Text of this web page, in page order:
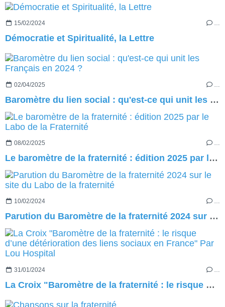
15/02/2024 …
Démocratie et Spiritualité, la Lettre
02/04/2025
Baromètre du lien social : qu'est-ce qui unit les Français en 2024 ?
08/02/2025 …
Le baromètre de la fraternité : édition 2025 par le Labo de la Fraternité
10/02/2024 …
Parution du Baromètre de la fraternité 2024 sur le site du Labo de la fraternité
31/01/2024
La Croix "Baromètre de la fraternité : le risque d’une détérioration des liens sociaux en France" Par Lou Hospital